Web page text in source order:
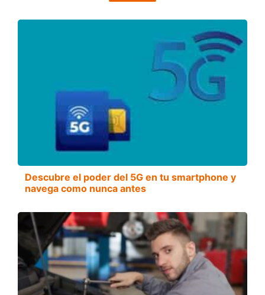
Descubre el poder del 5G en tu smartphone y
navega como nunca antes